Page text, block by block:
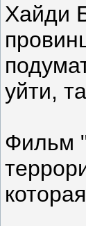
Хайди
уйти,
Фильм